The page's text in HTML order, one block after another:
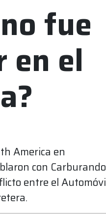
fue
en el
America en
con Carburando
entre el